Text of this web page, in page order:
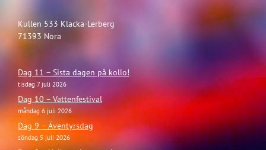
Kullen 533 Klacka-Lerberg
71393 Nora
Dag 11 – Sista dagen på kollo!
tisdag 7 juli 2026
Dag 10 – Vattenfestival
måndag 6 juli 2026
Dag 9 – Äventyrsdag
söndag 5 juli 2026